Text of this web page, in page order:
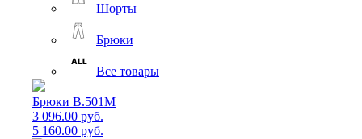
Шорты
Брюки
Все товары
Брюки B.501M
3 096.00 руб.
5 160.00 руб.